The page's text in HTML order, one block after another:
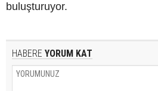
buluşturuyor.
HABERE YORUM KAT